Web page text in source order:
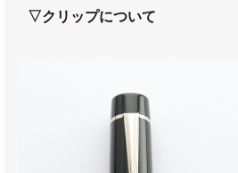
▽クリップについて